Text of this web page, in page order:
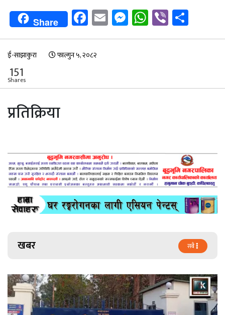
Share Facebook
EmailMessenger
WhatsApp
Viber
ई-साझाकुरा फाल्गुन ५, २०८२
151
Shares
प्रतिक्रिया
खबर सबै